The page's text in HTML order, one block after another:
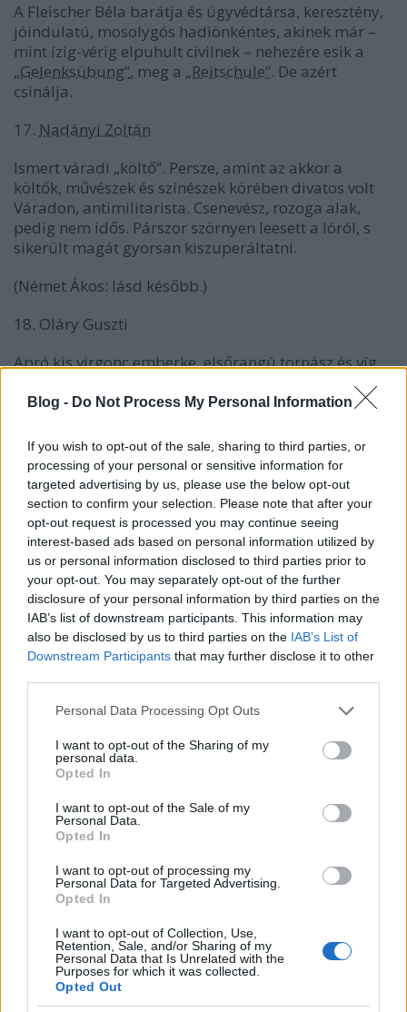
Blog - Do Not Process My Personal Information
If you wish to opt-out of the sale, sharing to third parties, or
processing of your personal or sensitive information for
targeted advertising by us, please use the below opt-out
section to confirm your selection. Please note that after your
opt-out request is processed you may continue seeing
interest-based ads based on personal information utilized by
us or personal information disclosed to third parties prior to
your opt-out. You may separately opt-out of the further
disclosure of your personal information by third parties on the
IAB’s list of downstream participants. This information may
also be disclosed by us to third parties on the IAB’s List of
Downstream Participants that may further disclose it to other
Please note that this website/app uses one or more Google
not limited to your visit or usage behaviour. You may click to
grant or deny consent to Google and its third-party tags to
use your data for below specified purposes in below Google
consent section.
Personal Data Processing Opt Outs
I want to opt-out of the Sharing of my
personal data.
Opted In
I want to opt-out of the Sale of my
Personal Data.
Opted In
I want to opt-out of processing my
Personal Data for Targeted Advertising.
Opted In
I want to opt-out of Collection, Use,
Retention, Sale, and/or Sharing of my
Personal Data that Is Unrelated with the
Purposes for which it was collected.
Opted Out
A Fleischer Béla barátja és ügyvédtársa, keresztény,
jóindulatú, mosolygós hadiönkéntes, akinek már –
mint ízig-vérig elpuhult civilnek – nehezére esik a
„Gelenksübung”, meg a „Reitschule”. De azért
csinálja.
17. Nadányi Zoltán
Ismert váradi „költő”. Persze, amint az akkor a
költők, művészek és színészek körében divatos volt
Váradon, antimilitarista. Csenevész, rozoga alak,
pedig nem idős. Párszor szörnyen leesett a lóról, s
sikerült magát gyorsan kiszuperáltatni.
(Német Ákos: lásd később.)
18. Oláry Guszti
Apró kis virgonc emberke, elsőrangú tornász és víg
Abban az időben még nem volt ritka az elsőrendű
de a„Schiessanleitung”-hoz gőze sincs. Bulla
Sanyinak a jó barátja és lumpoló társa, (a rossz
Payor-ral) rendesen letette a tiszti vizsgát.
19. Oláry Gyula
A Guszti öccse. Az előző önkéntes-iskolában a tiszti
vizsgán megbukott, közénk bekerült, mint „káplár”
és ismétlő. Csendes, jóarcú fiú volt, de korlátolt, újra
megbukott és kikerült a frontra, mint önkéntes.